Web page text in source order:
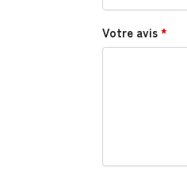
Votre avis*